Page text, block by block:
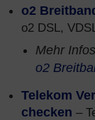
o2
o2 DSL,
Mehr
o2
Telekom
checken –